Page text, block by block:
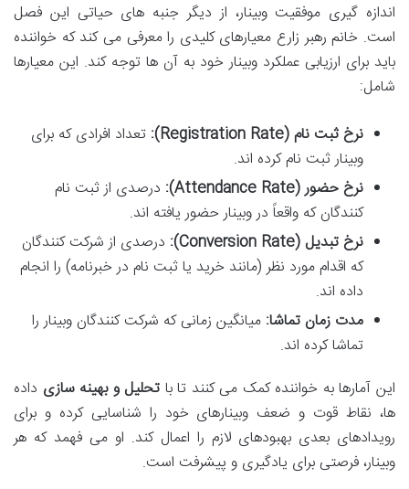
اندازه گیری موفقیت وبینار، از دیگر جنبه های حیاتی این فصل
است. خانم رهبر زارع معیارهای کلیدی را معرفی می کند که خواننده
باید برای ارزیابی عملکرد وبینار خود به آن ها توجه کند. این معیارها
شامل:
نرخ ثبت نام (Registration Rate):
تعداد افرادی که برای
وبینار ثبت نام کرده اند.
نرخ حضور (Attendance Rate):
درصدی از ثبت نام
کنندگان که واقعاً در وبینار حضور یافته اند.
نرخ تبدیل (Conversion Rate):
درصدی از شرکت کنندگان
که اقدام مورد نظر (مانند خرید یا ثبت نام در خبرنامه) را انجام
داده اند.
مدت زمان تماشا: میانگین زمانی که شرکت کنندگان وبینار را
تماشا کرده اند.
این آمارها به خواننده کمک می کنند تا با تحلیل و بهینه سازی داده
ها، نقاط قوت و ضعف وبینارهای خود را شناسایی کرده و برای
رویدادهای بعدی بهبودهای لازم را اعمال کند. او می فهمد که هر
وبینار، فرصتی برای یادگیری و پیشرفت است.